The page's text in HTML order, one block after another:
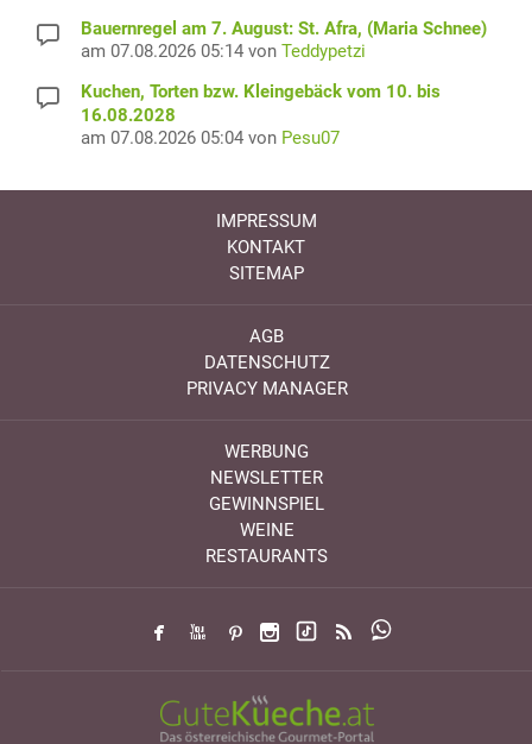
Bauernregel am 7. August: St. Afra, (Maria Schnee)
am 07.08.2026 05:14 von Teddypetzi
Kuchen, Torten bzw. Kleingebäck vom 10. bis
16.08.2028
am 07.08.2026 05:04 von Pesu07
IMPRESSUM
KONTAKT
SITEMAP
AGB
DATENSCHUTZ
PRIVACY MANAGER
WERBUNG
NEWSLETTER
GEWINNSPIEL
WEINE
RESTAURANTS